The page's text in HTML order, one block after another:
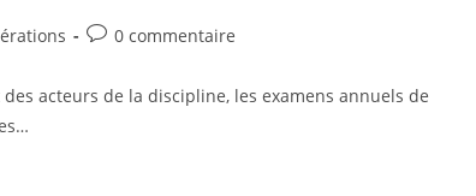
0 commentaire
acteurs de la discipline, les examens annuels de